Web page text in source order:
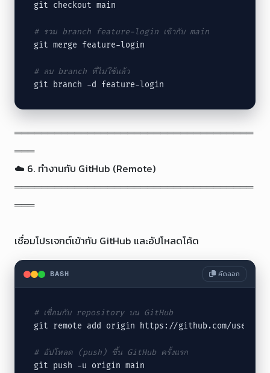
git checkout main
# รวม branch feature-login เข้ากับ main
git merge feature-login
# ลบ branch ที่ไม่ใช้แล้ว
git branch -d feature-login
════════════════════════════════════
═══
☁️ 6. ทำงานกับ GitHub (Remote)
════════════════════════════════════
═══
เชื่อมโปรเจกต์เข้ากับ GitHub และอัปโหลดโค้ด
BASH คัดลอก
# เชื่อมกับ repository บน GitHub
git remote add origin https://github.com/
# อัปโหลด (push) ขึ้น GitHub ครั้งแรก
git push -u origin main